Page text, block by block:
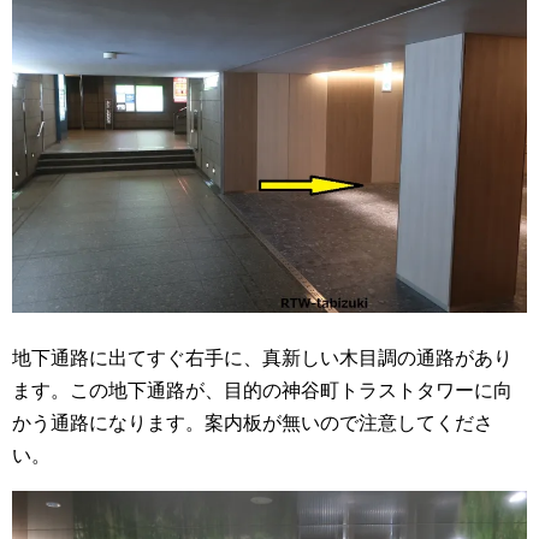
地下通路に出てすぐ右手に、真新しい木目調の通路があり
ます。この地下通路が、目的の神谷町トラストタワーに向
かう通路になります。案内板が無いので注意してくださ
い。